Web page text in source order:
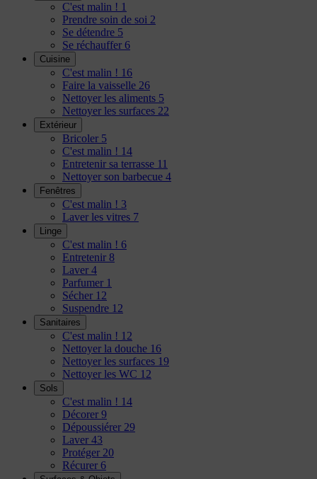
C'est malin ! 1
Prendre soin de soi 2
Se détendre 5
Se réchauffer 6
Cuisine
C'est malin ! 16
Faire la vaisselle 26
Nettoyer les aliments 5
Nettoyer les surfaces 22
Extérieur
Bricoler 5
C'est malin ! 14
Entretenir sa terrasse 11
Nettoyer son barbecue 4
Fenêtres
C'est malin ! 3
Laver les vitres 7
Linge
C'est malin ! 6
Entretenir 8
Laver 4
Parfumer 1
Sécher 12
Suspendre 12
Sanitaires
C'est malin ! 12
Nettoyer la douche 16
Nettoyer les surfaces 19
Nettoyer les WC 12
Sols
C'est malin ! 14
Décorer 9
Dépoussiérer 29
Laver 43
Protéger 20
Récurer 6